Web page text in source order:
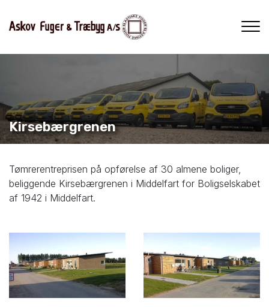
hovedindhold
Kirsebærgrenen
Tømrerentreprisen på opførelse af 30 almene boliger,
beliggende Kirsebærgrenen i Middelfart for Boligselskabet
af 1942 i Middelfart.